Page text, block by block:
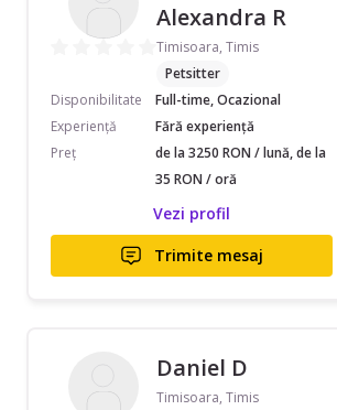
Alexandra R
Timisoara, Timis
Petsitter
Disponibilitate
Full-time, Ocazional
Experiență
Fără experiență
Preț
de la 3250 RON / lună, de la
35 RON / oră
Vezi profil
Trimite mesaj
Daniel D
Timisoara, Timis